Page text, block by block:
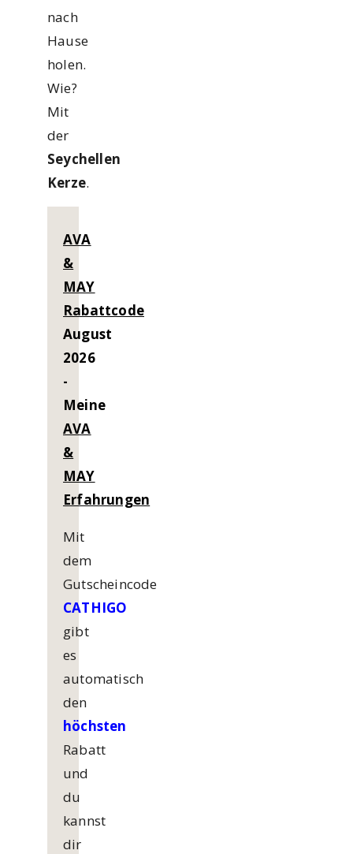
nach
Hause
holen.
Wie?
Mit
der
Seychellen
Kerze.
AVA
&
MAY
Rabattcode
August
2026
-
Meine
AVA
&
MAY
Erfahrungen
Mit
dem
Gutscheincode
CATHIGO
gibt
es
automatisch
den
höchsten
Rabatt
und
du
kannst
dir